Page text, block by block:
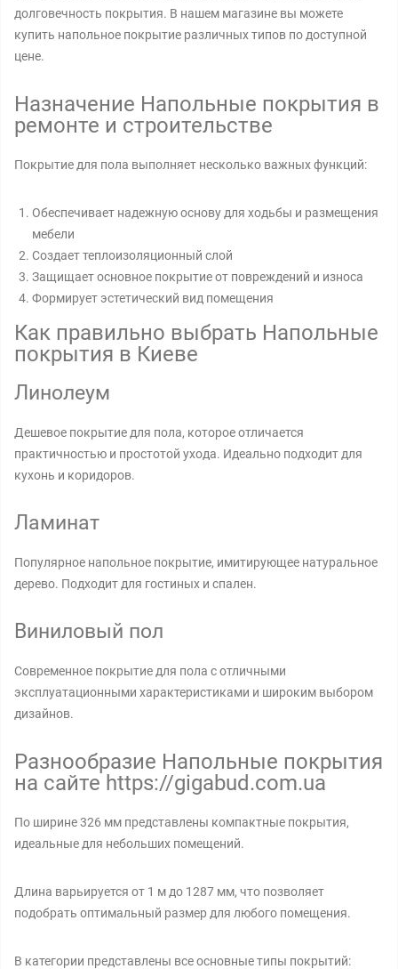
долговечность покрытия. В нашем магазине вы можете
купить напольное покрытие различных типов по доступной
цене.
Назначение Напольные покрытия в
ремонте и строительстве
Покрытие для пола выполняет несколько важных функций:
Обеспечивает надежную основу для ходьбы и размещения
мебели
Создает теплоизоляционный слой
Защищает основное покрытие от повреждений и износа
Формирует эстетический вид помещения
Как правильно выбрать Напольные
покрытия в Киеве
Линолеум
Дешевое покрытие для пола, которое отличается
практичностью и простотой ухода. Идеально подходит для
кухонь и коридоров.
Ламинат
Популярное напольное покрытие, имитирующее натуральное
дерево. Подходит для гостиных и спален.
Виниловый пол
Современное покрытие для пола с отличными
эксплуатационными характеристиками и широким выбором
дизайнов.
Разнообразие Напольные покрытия
на сайте https://gigabud.com.ua
По ширине 326 мм представлены компактные покрытия,
идеальные для небольших помещений.
Длина варьируется от 1 м до 1287 мм, что позволяет
подобрать оптимальный размер для любого помещения.
В категории представлены все основные типы покрытий: